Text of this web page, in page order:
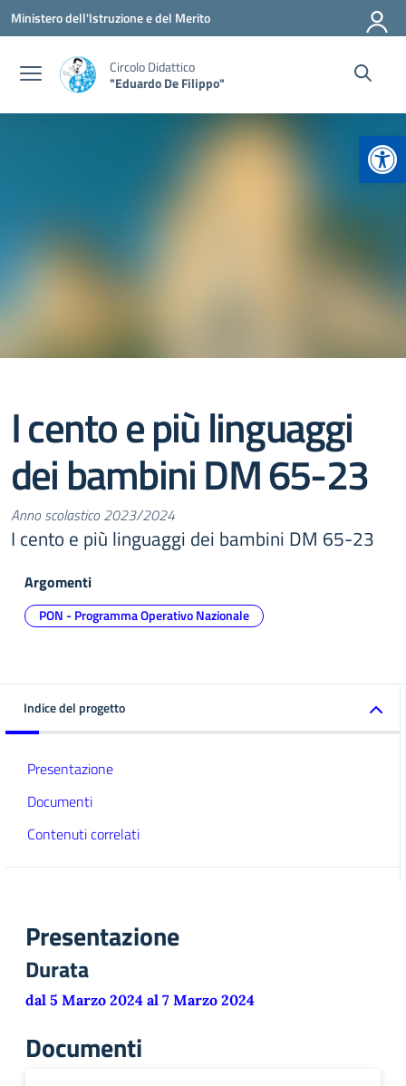
Vai ai contenuti
Vai al menu di navigazione
Vai al footer
Ministero dell'Istruzione e del Merito
Circolo Didattico
"Eduardo De Filippo"
I cento e più linguaggi
dei bambini DM 65-23
Anno scolastico 2023/2024
I cento e più linguaggi dei bambini DM 65-23
Argomenti
PON - Programma Operativo Nazionale
Indice del progetto
Presentazione
Documenti
Contenuti correlati
Presentazione
Durata
dal 5 Marzo 2024 al 7 Marzo 2024
Documenti